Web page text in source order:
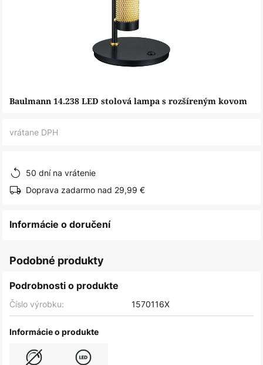
Preskočiť
Baulmann 14.238 LED stolová lampa s rozšíreným kovom
vrátane DPH
50 dní na vrátenie
Doprava zadarmo nad 29,99 €
Informácie o doručení
Podobné produkty
Podrobnosti o produkte
Číslo výrobku: 1570116X
Informácie o produkte